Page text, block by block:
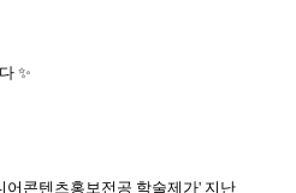
✨
어콘텐츠홍보전공 학술제가' 지난